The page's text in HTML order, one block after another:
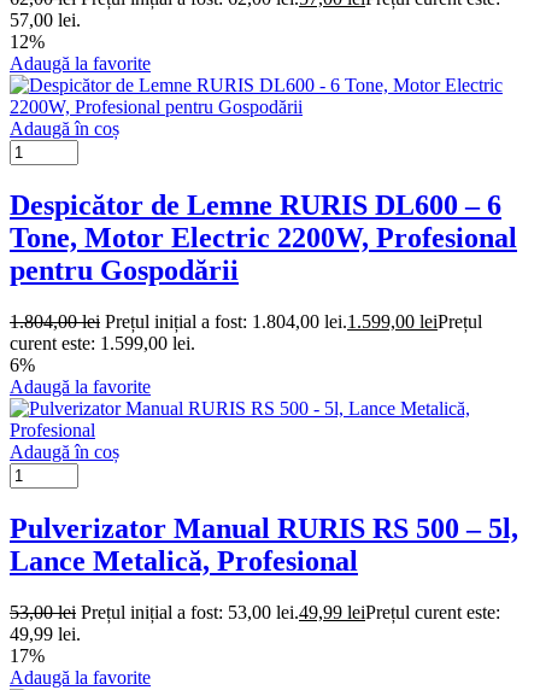
57,00 lei.
12%
Adaugă la favorite
Adaugă în coș
Despicător de Lemne RURIS DL600 – 6
Tone, Motor Electric 2200W, Profesional
pentru Gospodării
1.804,00lei Prețul inițial a fost: 1.804,00 lei.1.599,00 leiPrețul
curent este: 1.599,00 lei.
6%
Adaugă la favorite
Adaugă în coș
Pulverizator Manual RURIS RS 500 – 5l,
Lance Metalică, Profesional
53,00lei Prețul inițial a fost: 53,00 lei.49,99 leiPrețul curent este:
49,99 lei.
17%
Adaugă la favorite